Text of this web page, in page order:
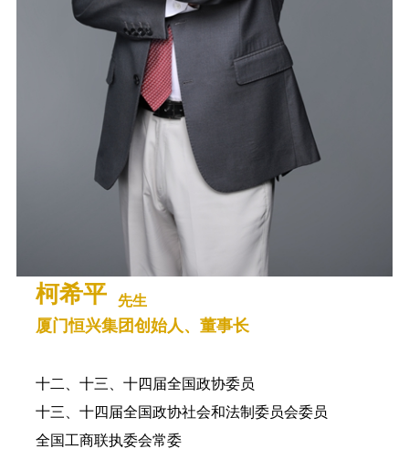
柯希平 先生
厦门恒兴集团创始人、董事长
十二、十三、十四届全国政协委员
十三、十四届全国政协社会和法制委员会委员
全国工商联执委会常委